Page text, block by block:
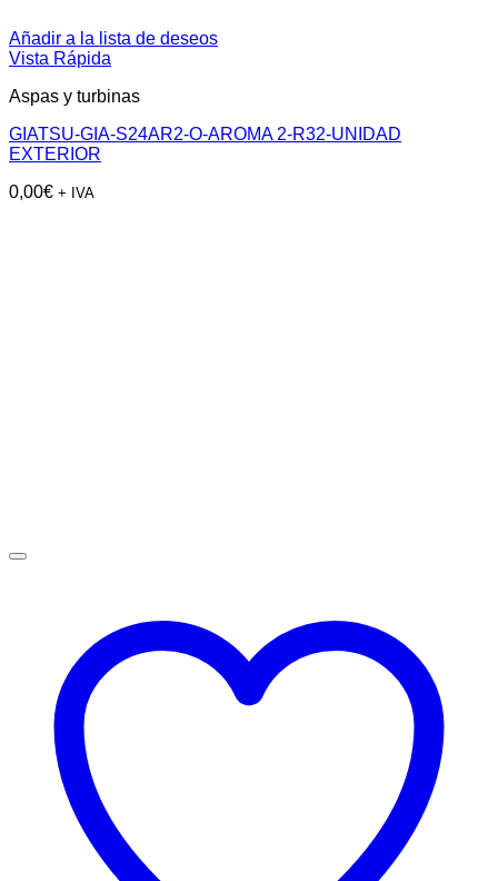
Añadir a la lista de deseos
Vista Rápida
Aspas y turbinas
GIATSU-GIA-S24AR2-O-AROMA 2-R32-UNIDAD
EXTERIOR
0,00€ + IVA